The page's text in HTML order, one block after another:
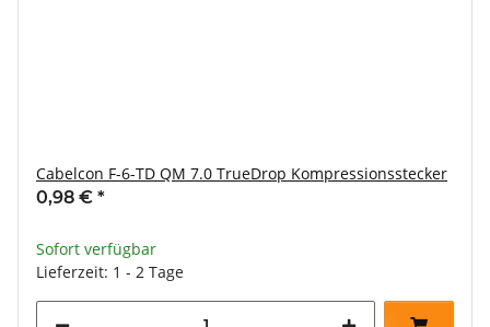
Cabelcon F-6-TD QM 7.0 TrueDrop Kompressionsstecker
0,98 € *
Sofort verfügbar
Lieferzeit: 1 - 2 Tage